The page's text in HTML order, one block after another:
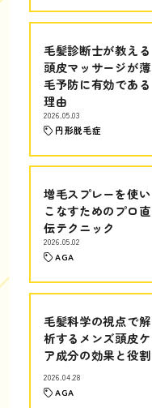
毛髪診断士が教える
頭皮マッサージが薄
毛予防に有効である
理由
2026.05.03
円形脱毛症
増毛スプレーを使い
こなすためのプロ直
伝テクニック
2026.05.02
AGA
毛髪科学の視点で解
析するメンズ頭皮ケ
ア成分の効果と役割
2026.04.28
AGA